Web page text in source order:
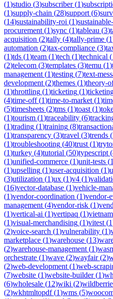
(1)studio (3)subscriber(1)
(1)supply-chain (28)support (6)
(14)sustainability-roi (1)
procurement (1)sync (1)tableau (3)
acquisition (2)tally (4)tally-prime (1
automation (2)tax-compliance (3)
(1)tds (1)team (1)tech (1)technical (
(2)telecom (3)templates (3)temu (1)
management (1)testing (7)text-
development (2)themes (1)theory-
(1)throttling (1)ticketing (1)
(4)time-off(1)time-to-market (1)
(5)timesheets (2)tms (1)toast (1)
(1)tourism (1)traceability (6)
(1)trading (1)training (8)
(1)transparency (3)travel (3)trends (
(1)troubleshooting (40)trust (1)
(1)turkey (4)tutorial (50)typescript (
(1)unified-commerce (1)unit-tests (1
(1)upselling (1)user-acquisition (1)
(3)utilization (1)ux (1)v4 (1)
(16)vector-database (1)vehicle-
(1)vendor-coordination (1)vendor-
management (4)vendor-risk (1)
(1)vertical-ai (1)vertipaq (1)vietnam
(1)visual-merchandising (1)vitest (1
(2)voice-search (1)vulnerability (1)
marketplace (1)warehouse (13)
(2)warehouse-management (1)
orchestrate (1)wave (2)wayfair(2)
(2)web-development (1)web-
(7)website (1)website-builder(1)
(6)wholesale (12)wiki (2)
(2)wkhtmltopdf(1)wms (5)